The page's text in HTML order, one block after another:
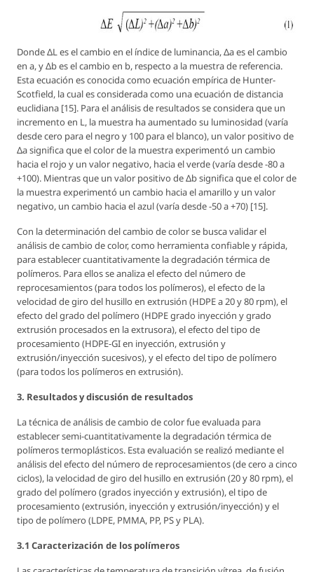
Donde ΔL es el cambio en el índice de luminancia, Δa es el cambio
en a, y Δb es el cambio en b, respecto a la muestra de referencia.
Esta ecuación es conocida como ecuación empírica de Hunter-
Scotfield, la cual es considerada como una ecuación de distancia
euclidiana [15]. Para el análisis de resultados se considera que un
incremento en L, la muestra ha aumentado su luminosidad (varía
desde cero para el negro y 100 para el blanco), un valor positivo de
Δa significa que el color de la muestra experimentó un cambio
hacia el rojo y un valor negativo, hacia el verde (varía desde -80 a
+100). Mientras que un valor positivo de Δb significa que el color de
la muestra experimentó un cambio hacia el amarillo y un valor
negativo, un cambio hacia el azul (varía desde -50 a +70) [15].
Con la determinación del cambio de color se busca validar el
análisis de cambio de color, como herramienta confiable y rápida,
para establecer cuantitativamente la degradación térmica de
polímeros. Para ellos se analiza el efecto del número de
reprocesamientos (para todos los polímeros), el efecto de la
velocidad de giro del husillo en extrusión (HDPE a 20 y 80 rpm), el
efecto del grado del polímero (HDPE grado inyección y grado
extrusión procesados en la extrusora), el efecto del tipo de
procesamiento (HDPE-GI en inyección, extrusión y
extrusión/inyección sucesivos), y el efecto del tipo de polímero
(para todos los polímeros en extrusión).
3. Resultados y discusión de resultados
La técnica de análisis de cambio de color fue evaluada para
establecer semi-cuantitativamente la degradación térmica de
polímeros termoplásticos. Esta evaluación se realizó mediante el
análisis del efecto del número de reprocesamientos (de cero a cinco
ciclos), la velocidad de giro del husillo en extrusión (20 y 80 rpm), el
grado del polímero (grados inyección y extrusión), el tipo de
procesamiento (extrusión, inyección y extrusión/inyección) y el
tipo de polímero (LDPE, PMMA, PP, PS y PLA).
3.1 Caracterización de los polímeros